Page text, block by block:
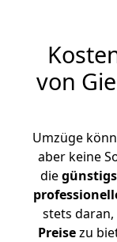
von
Umzüge
aber keine
die
stets
Preisezu